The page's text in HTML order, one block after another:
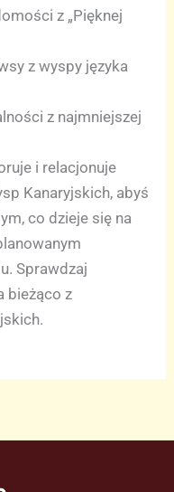
z „Pięknej
z wyspy języka
z najmniejszej
i relacjonuje
Kanaryjskich, abyś
co dzieje się na
Sprawdzaj
bieżąco z